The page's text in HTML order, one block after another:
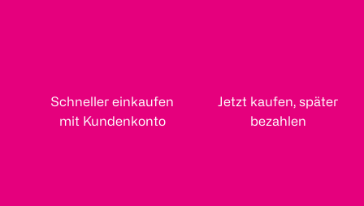
Schneller einkaufen
mit Kundenkonto
Jetzt kaufen, später
bezahlen